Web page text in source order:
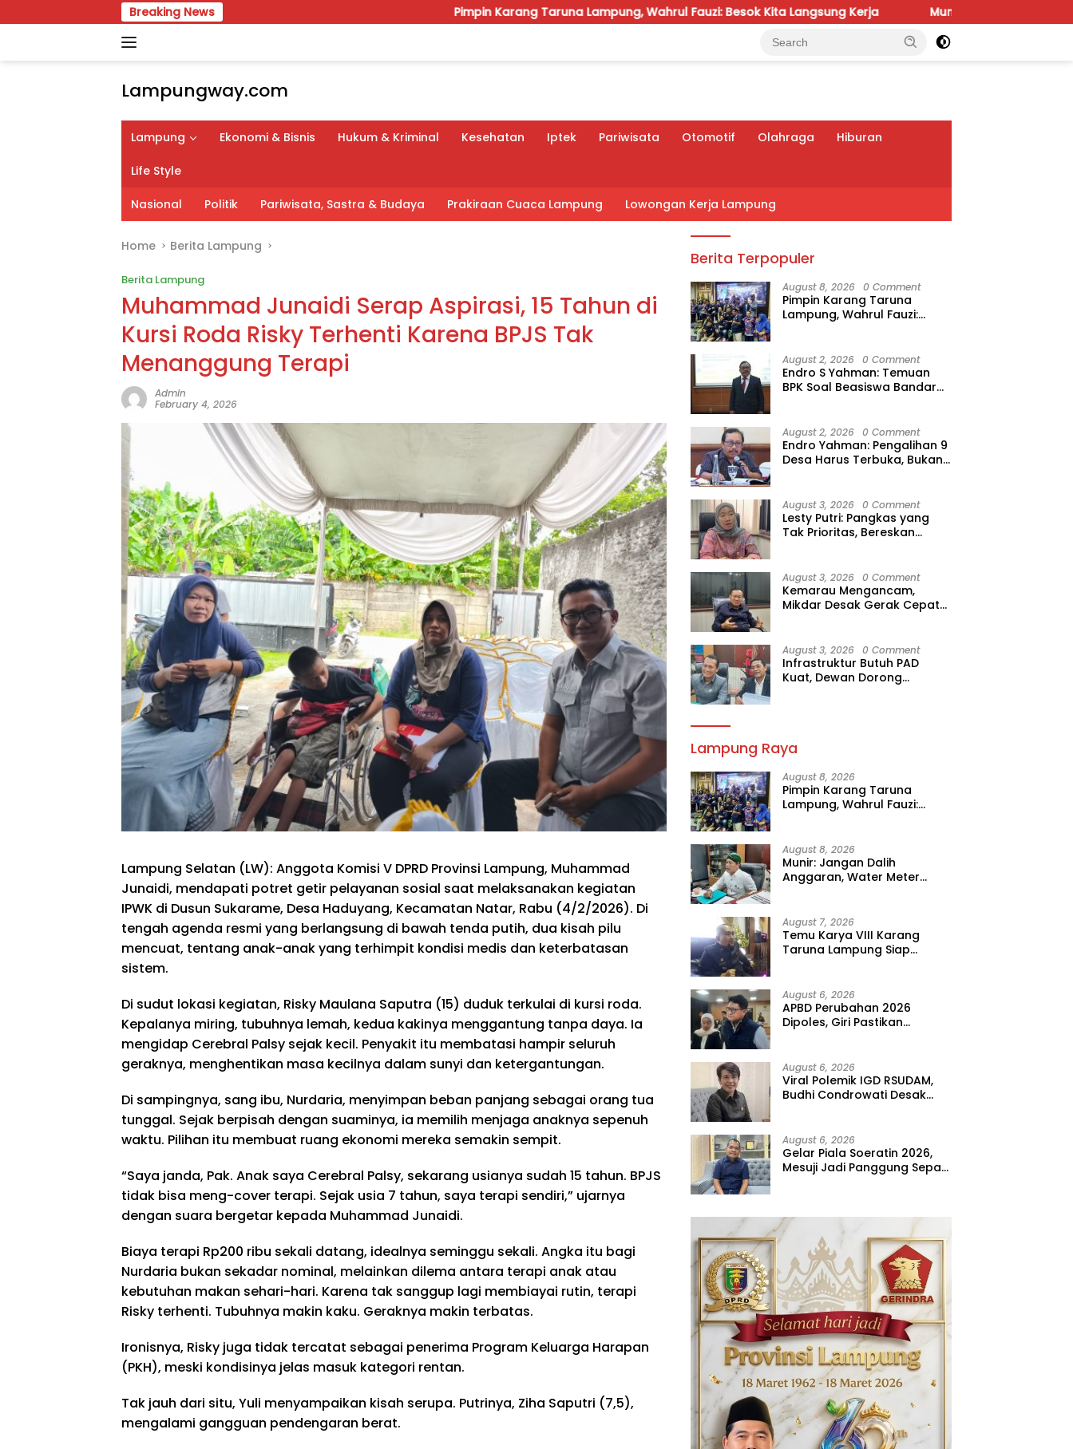
to
Breaking News Pimpin Karang Taruna Lampung, Wahrul Fauzi: Besok Kita Langsung Kerja Munir: Jangan Dalih Anggaran, Water Meter
Lampungway.com
Berita
Daerah
Lampung
Terpercaya
dan
Terupdate
Lampung Ekonomi & Bisnis Hukum & Kriminal Kesehatan Iptek Pariwisata Otomotif Olahraga Hiburan
Life Style
Nasional Politik Pariwisata, Sastra & Budaya Prakiraan Cuaca Lampung Lowongan Kerja Lampung
Home Berita Lampung
Berita Lampung
Muhammad Junaidi Serap Aspirasi, 15 Tahun di
Kursi Roda Risky Terhenti Karena BPJS Tak
Menanggung Terapi
Admin
February 4, 2026
Lampung Selatan (LW): Anggota Komisi V DPRD Provinsi Lampung, Muhammad
Junaidi, mendapati potret getir pelayanan sosial saat melaksanakan kegiatan
IPWK di Dusun Sukarame, Desa Haduyang, Kecamatan Natar, Rabu (4/2/2026). Di
tengah agenda resmi yang berlangsung di bawah tenda putih, dua kisah pilu
mencuat, tentang anak-anak yang terhimpit kondisi medis dan keterbatasan
sistem.
Di sudut lokasi kegiatan, Risky Maulana Saputra (15) duduk terkulai di kursi roda.
Kepalanya miring, tubuhnya lemah, kedua kakinya menggantung tanpa daya. Ia
mengidap Cerebral Palsy sejak kecil. Penyakit itu membatasi hampir seluruh
geraknya, menghentikan masa kecilnya dalam sunyi dan ketergantungan.
Di sampingnya, sang ibu, Nurdaria, menyimpan beban panjang sebagai orang tua
tunggal. Sejak berpisah dengan suaminya, ia memilih menjaga anaknya sepenuh
waktu. Pilihan itu membuat ruang ekonomi mereka semakin sempit.
“Saya janda, Pak. Anak saya Cerebral Palsy, sekarang usianya sudah 15 tahun. BPJS
tidak bisa meng-cover terapi. Sejak usia 7 tahun, saya terapi sendiri,” ujarnya
dengan suara bergetar kepada Muhammad Junaidi.
Biaya terapi Rp200 ribu sekali datang, idealnya seminggu sekali. Angka itu bagi
Nurdaria bukan sekadar nominal, melainkan dilema antara terapi anak atau
kebutuhan makan sehari-hari. Karena tak sanggup lagi membiayai rutin, terapi
Risky terhenti. Tubuhnya makin kaku. Geraknya makin terbatas.
Ironisnya, Risky juga tidak tercatat sebagai penerima Program Keluarga Harapan
(PKH), meski kondisinya jelas masuk kategori rentan.
Tak jauh dari situ, Yuli menyampaikan kisah serupa. Putrinya, Ziha Saputri (7,5),
mengalami gangguan pendengaran berat.
Berita Terpopuler
August 8, 2026 0 Comment
Pimpin Karang Taruna
Lampung, Wahrul Fauzi:
August 2, 2026 0 Comment
Endro S Yahman: Temuan
BPK Soal Beasiswa Bandar
August 2, 2026 0 Comment
Endro Yahman: Pengalihan 9
Desa Harus Terbuka, Bukan
August 3, 2026 0 Comment
Lesty Putri: Pangkas yang
Tak Prioritas, Bereskan
August 3, 2026 0 Comment
Kemarau Mengancam,
Mikdar Desak Gerak Cepat
August 3, 2026 0 Comment
Infrastruktur Butuh PAD
Kuat, Dewan Dorong
Lampung Raya
August 8, 2026
Pimpin Karang Taruna
Lampung, Wahrul Fauzi:
August 8, 2026
Munir: Jangan Dalih
Anggaran, Water Meter
August 7, 2026
Temu Karya VIII Karang
Taruna Lampung Siap
August 6, 2026
APBD Perubahan 2026
Dipoles, Giri Pastikan
August 6, 2026
Viral Polemik IGD RSUDAM,
Budhi Condrowati Desak
August 6, 2026
Gelar Piala Soeratin 2026,
Mesuji Jadi Panggung Sepak